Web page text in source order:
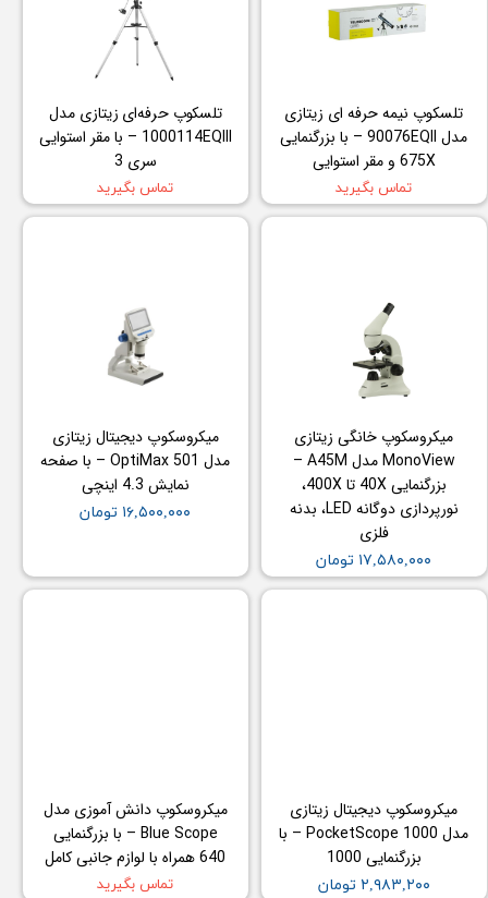
تلسکوپ نیمه حرفه ای زیتازی
مدل 90076EQII – با بزرگنمایی
675X و مقر استوایی
تماس بگیرید
تلسکوپ حرفه‌ای زیتازی مدل
1000114EQIII – با مقر استوایی
سری 3
تماس بگیرید
میکروسکوپ خانگی زیتازی
MonoView مدل A45M –
بزرگنمایی 40X تا 400X،
نورپردازی دوگانه LED، بدنه
فلزی
۱۷,۵۸۰,۰۰۰ تومان
میکروسکوپ دیجیتال زیتازی
مدل OptiMax 501 – با صفحه
نمایش 4.3 اینچی
۱۶,۵۰۰,۰۰۰ تومان
میکروسکوپ دیجیتال زیتازی
مدل PocketScope 1000 – با
بزرگنمایی 1000
۲,۹۸۳,۲۰۰ تومان
میکروسکوپ دانش آموزی مدل
Blue Scope – با بزرگنمایی
640 همراه با لوازم جانبی کامل
تماس بگیرید